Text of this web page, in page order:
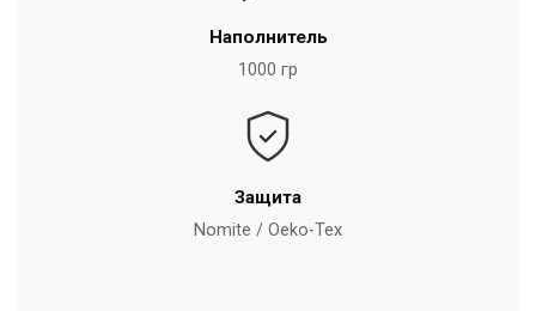
Наполнитель
1000 гр
Защита
Nomite / Oeko-Tex